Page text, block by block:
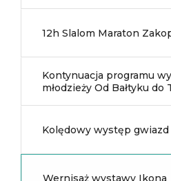
12h Slalom Maraton
Kontynuacja programu
młodzieży Od Bałtyku do
Kolędowy występ gwiazd
Wernisaż wystawy Ikona